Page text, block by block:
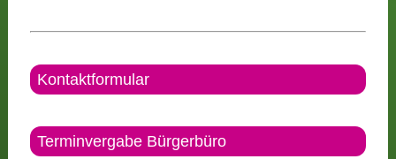
Kontaktformular
Terminvergabe Bürgerbüro